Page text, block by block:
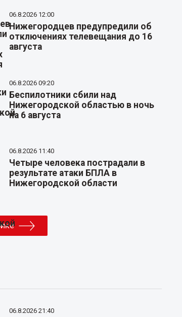
06.8.2026 12:00
Нижегородцев предупредили об
отключениях телевещания до 16
августа
06.8.2026 09:20
Беспилотники сбили над
Нижегородской областью в ночь
на 6 августа
06.8.2026 11:40
Четыре человека пострадали в
результате атаки БПЛА в
Нижегородской области
06.8.2026 21:40